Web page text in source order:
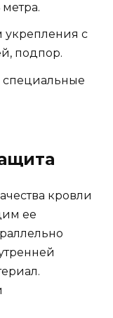
укрепления с
подпор.
кровли
ее